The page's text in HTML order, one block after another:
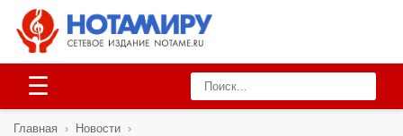
☰
Главная › Новости ›